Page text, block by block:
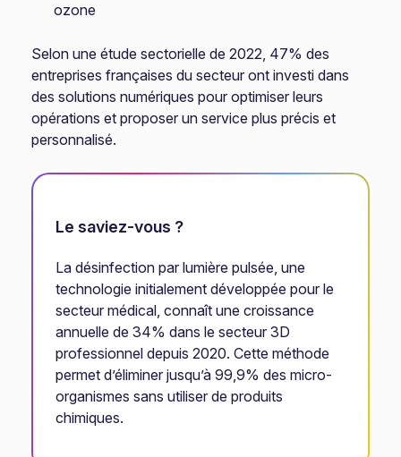
ozone
Selon une étude sectorielle de 2022, 47% des
entreprises françaises du secteur ont investi dans
des solutions numériques pour optimiser leurs
opérations et proposer un service plus précis et
personnalisé.
Le saviez-vous ?
La désinfection par lumière pulsée, une
technologie initialement développée pour le
secteur médical, connaît une croissance
annuelle de 34% dans le secteur 3D
professionnel depuis 2020. Cette méthode
permet d’éliminer jusqu’à 99,9% des micro-
organismes sans utiliser de produits
chimiques.